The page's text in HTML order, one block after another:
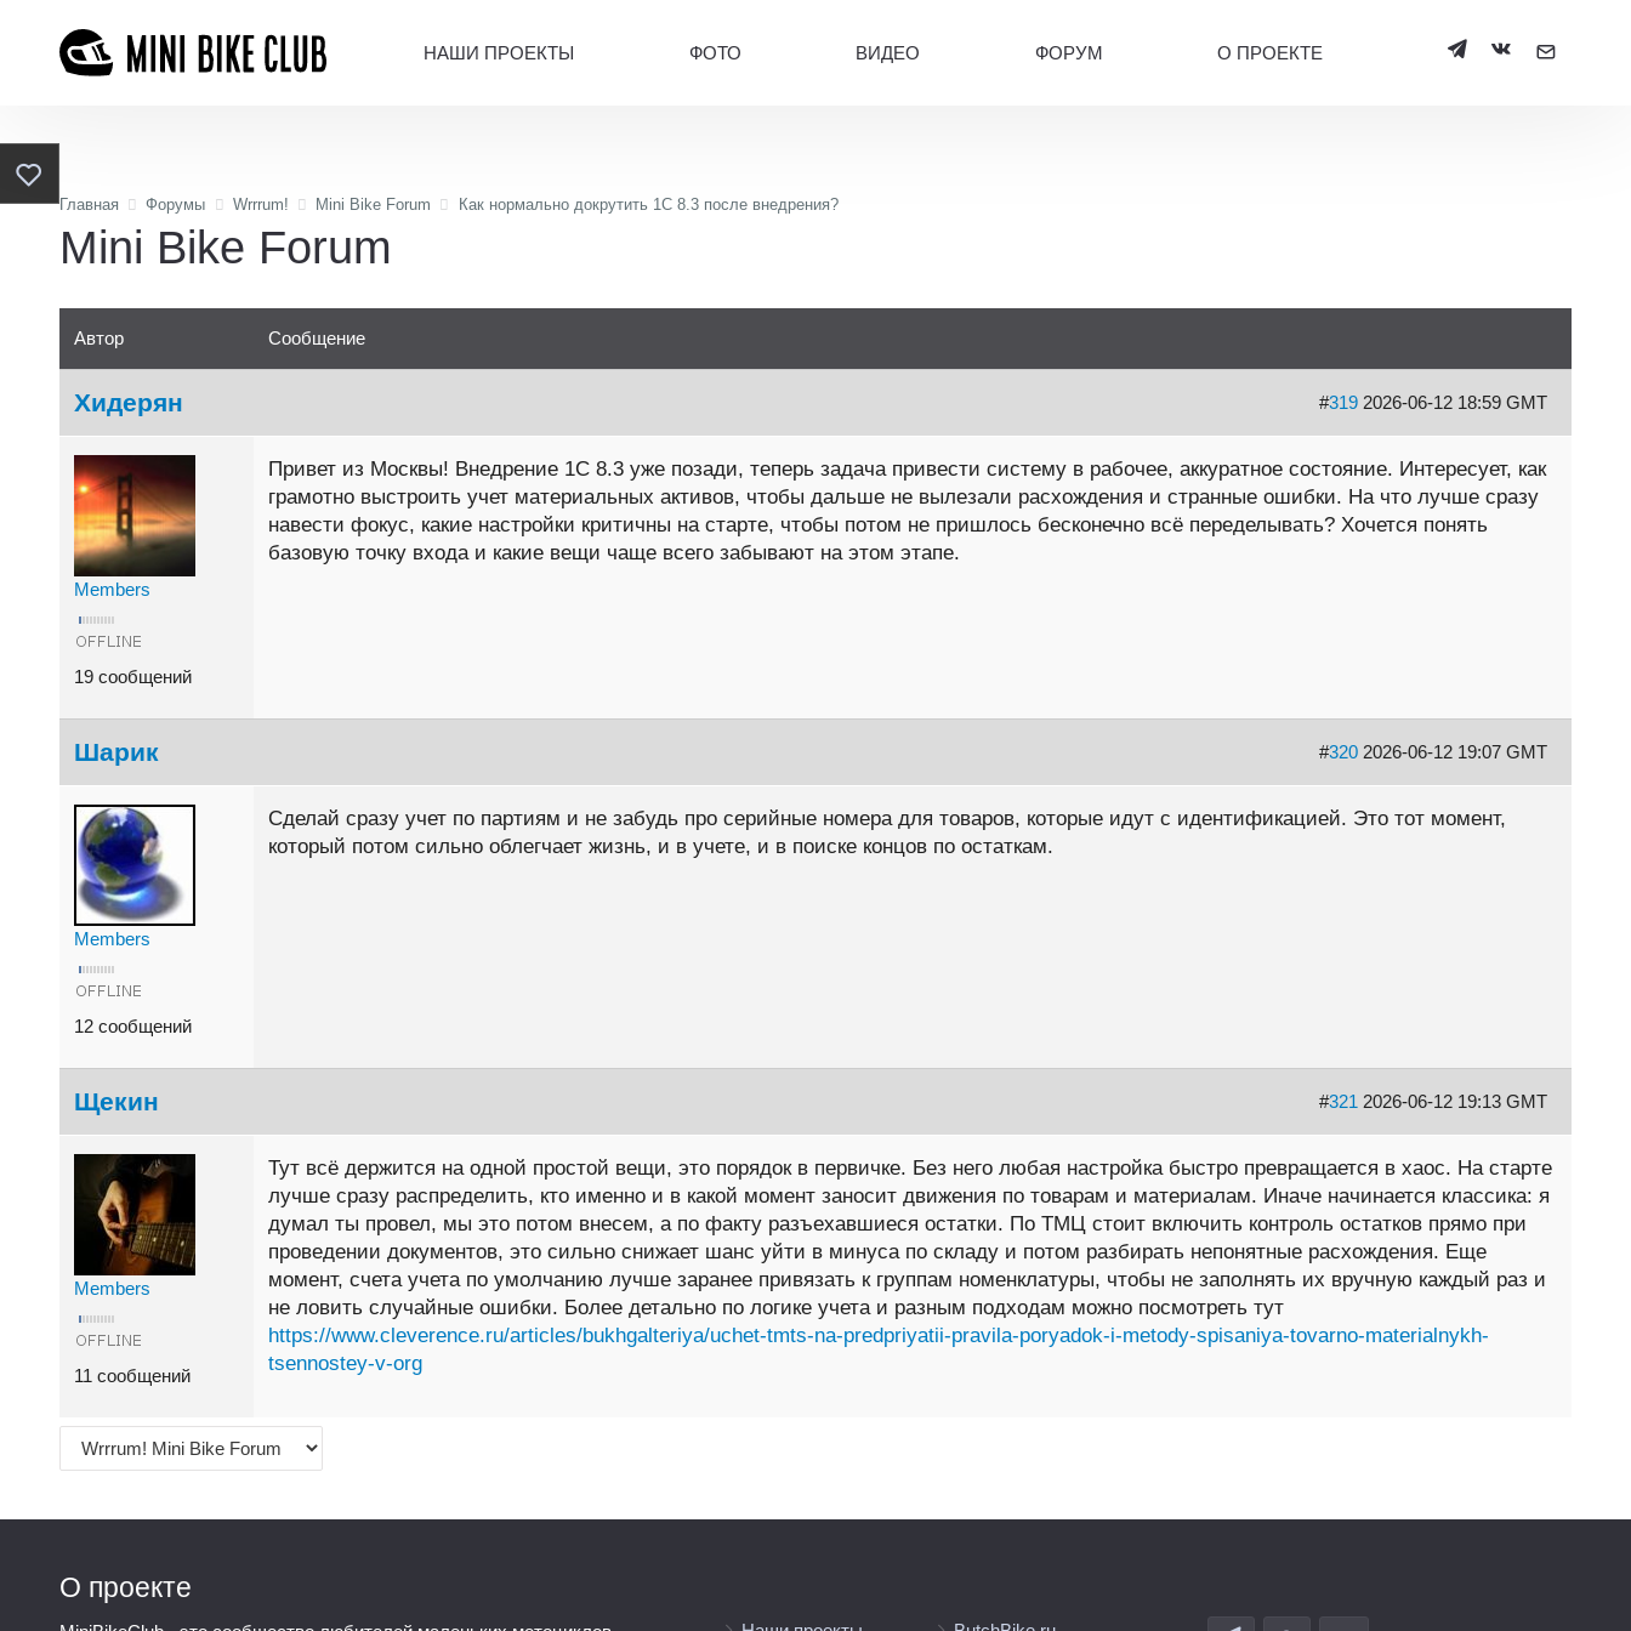
НАШИ ПРОЕКТЫ ФОТО ВИДЕО ФОРУМ О ПРОЕКТЕ
Главная Форумы Wrrrum! Mini Bike Forum Как нормально докрутить 1С 8.3 после внедрения?
Mini Bike Forum
Автор Сообщение
Хидерян #319 2026-06-12 18:59 GMT
Members
19 сообщений
Привет из Москвы! Внедрение 1С 8.3 уже позади, теперь задача привести систему в рабочее, аккуратное состояние. Интересует, как
грамотно выстроить учет материальных активов, чтобы дальше не вылезали расхождения и странные ошибки. На что лучше сразу
навести фокус, какие настройки критичны на старте, чтобы потом не пришлось бесконечно всё переделывать? Хочется понять
базовую точку входа и какие вещи чаще всего забывают на этом этапе.
Шарик #320 2026-06-12 19:07 GMT
Members
12 сообщений
Сделай сразу учет по партиям и не забудь про серийные номера для товаров, которые идут с идентификацией. Это тот момент,
который потом сильно облегчает жизнь, и в учете, и в поиске концов по остаткам.
Щекин #321 2026-06-12 19:13 GMT
Members
11 сообщений
Тут всё держится на одной простой вещи, это порядок в первичке. Без него любая настройка быстро превращается в хаос. На старте
лучше сразу распределить, кто именно и в какой момент заносит движения по товарам и материалам. Иначе начинается классика: я
думал ты провел, мы это потом внесем, а по факту разъехавшиеся остатки. По ТМЦ стоит включить контроль остатков прямо при
проведении документов, это сильно снижает шанс уйти в минуса по складу и потом разбирать непонятные расхождения. Еще
момент, счета учета по умолчанию лучше заранее привязать к группам номенклатуры, чтобы не заполнять их вручную каждый раз и
не ловить случайные ошибки. Более детально по логике учета и разным подходам можно посмотреть тут
https://www.cleverence.ru/articles/bukhgalteriya/uchet-tmts-na-predpriyatii-pravila-poryadok-i-metody-spisaniya-tovarno-materialnykh-
tsennostey-v-org
О проекте